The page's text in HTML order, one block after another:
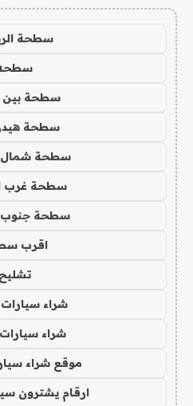
سطحة
سطحة بين
سطحة
سطحة شمال
سطحة غرب
سطحة جنوب
اقرب
تشليح
شراء
شراء
موقع شراء
ارقام يشترون